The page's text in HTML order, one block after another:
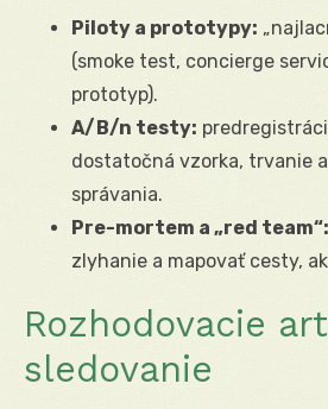
Piloty a prototypy:
(smoke test, concierge
prototyp).
A/B/n testy:
dostatočná vzorka, trvanie
správania.
Pre-mortem a „red team“:
zlyhanie a mapovať cesty,
Rozhodovacie
sledovanie